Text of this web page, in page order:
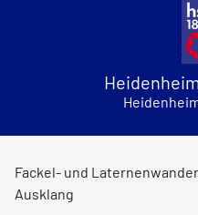
Fackel- und
Ausklang